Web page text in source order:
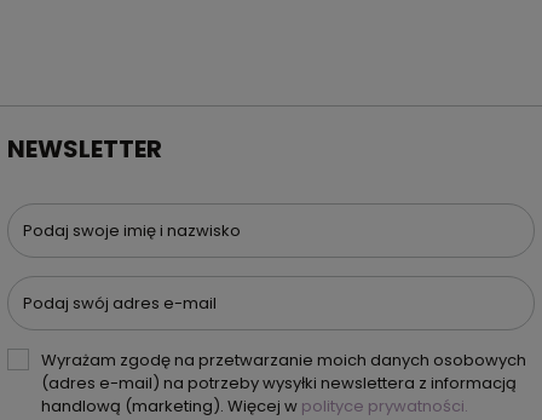
NEWSLETTER
Podaj swoje imię i nazwisko
Podaj swój adres e-mail
Wyrażam zgodę na przetwarzanie moich danych osobowych
(adres e-mail) na potrzeby wysyłki newslettera z informacją
handlową (marketing). Więcej w polityce prywatności.